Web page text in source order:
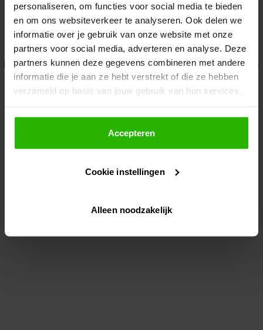
personaliseren, om functies voor social media te bieden
en om ons websiteverkeer te analyseren. Ook delen we
informatie over je gebruik van onze website met onze
partners voor social media, adverteren en analyse. Deze
partners kunnen deze gegevens combineren met andere
informatie die je aan ze hebt verstrekt of die ze hebben
verzameld op basis van jouw gebruik van hun services.
Als je op "Accepteer" klikt, dan geef je Voordeeluitjes.nl
toestemming om cookies voor social media en
gepersonaliseerde advertenties te plaatsen.
Lees hier meer over in onsprivacybeleid
Via "Cookie instellingen" kun je ook zelf instellen welke
Accepteren
Cookie instellingen
Alleen noodzakelijk
Application error: a client-side exception has occurred while
loadingwww.voordeeluitjes.nl (see the browser console for more
information).